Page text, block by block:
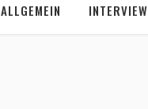
ALLGEMEIN INTERVIEW